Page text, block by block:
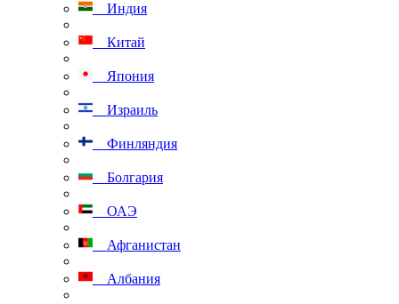
Индия
Китай
Япония
Израиль
Финляндия
Болгария
ОАЭ
Афганистан
Албания